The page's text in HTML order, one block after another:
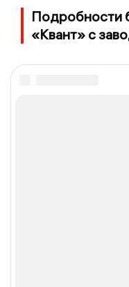
Подробности
«Квант» с